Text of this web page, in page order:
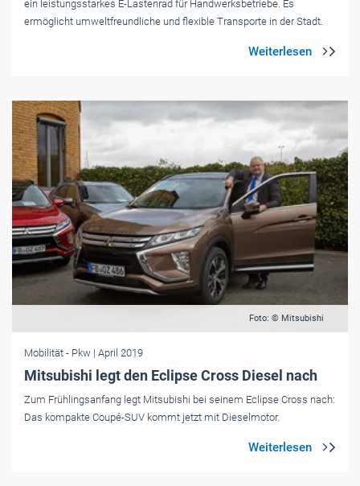
ein leistungsstarkes E-Lastenrad für Handwerksbetriebe. Es
ermöglicht umweltfreundliche und flexible Transporte in der Stadt.
Foto: © Mitsubishi
Mobilität - Pkw | April 2019
Mitsubishi legt den Eclipse Cross Diesel nach
Zum Frühlingsanfang legt Mitsubishi bei seinem Eclipse Cross nach:
Das kompakte Coupé-SUV kommt jetzt mit Dieselmotor.